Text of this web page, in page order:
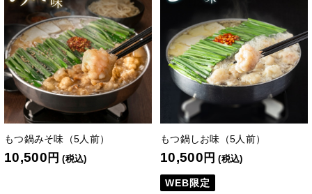
もつ鍋みそ味（5人前）
10,500 円 (税込)
もつ鍋しお味（5人前）
10,500 円 (税込)
WEB限定